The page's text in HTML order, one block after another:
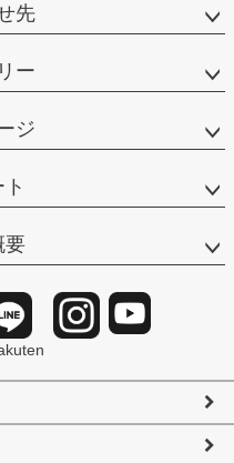
先
ー
ジ
要